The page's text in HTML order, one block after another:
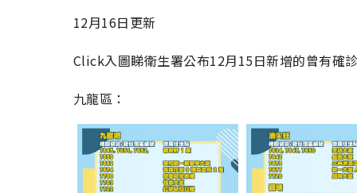
12月16日更新
Click入圖睇衛生署公布12月15日新增的曾有確
九龍區：